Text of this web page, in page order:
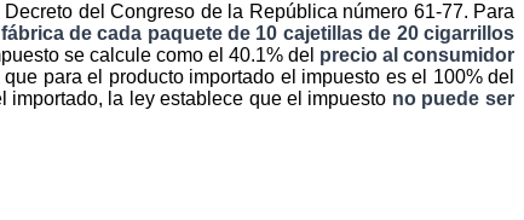
Decreto del Congreso de la República número 61-77. Para
de cada paquete de 10 cajetillas de 20 cigarrillos
se calcule como el 40.1% del precio al consumidor
para el producto importado el impuesto es el 100% del
la ley establece que el impuesto no puede ser